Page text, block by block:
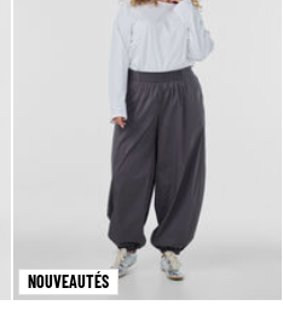
NOUVEAUTÉS